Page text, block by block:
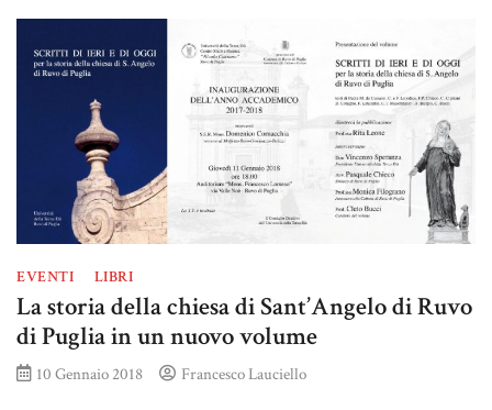
EVENTI LIBRI
La storia della chiesa di Sant’Angelo di Ruvo
di Puglia in un nuovo volume
10 Gennaio 2018 Francesco Lauciello